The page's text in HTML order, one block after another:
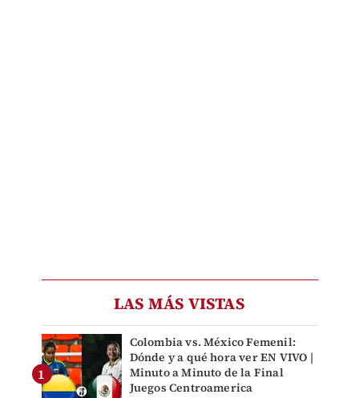
LAS MÁS VISTAS
Colombia vs. México Femenil:
Dónde y a qué hora ver EN VIVO |
Minuto a Minuto de la Final
Juegos Centroamerica